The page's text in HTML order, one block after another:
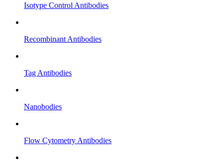
Isotype Control Antibodies
Recombinant Antibodies
Tag Antibodies
Nanobodies
Flow Cytometry Antibodies